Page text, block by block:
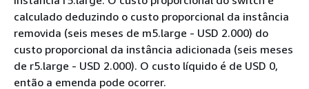
calculado deduzindo o custo proporcional da instância
removida (seis meses de m5.large - USD 2.000) do
custo proporcional da instância adicionada (seis meses
de r5.large - USD 2.000). O custo líquido é de USD 0,
então a emenda pode ocorrer.